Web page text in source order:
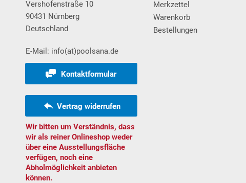
Vershofenstraße 10
90431 Nürnberg
Deutschland
E-Mail: info(at)poolsana.de
Kontaktformular
Vertrag widerrufen
Wir bitten um Verständnis, dass
wir als reiner Onlineshop weder
über eine Ausstellungsfläche
verfügen, noch eine
Abholmöglichkeit anbieten
können.
Merkzettel
Warenkorb
Bestellungen